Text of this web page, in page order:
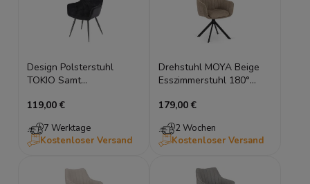
Design Polsterstuhl
TOKIO Samt
Armlehnen Schwarz
119,00 €
7 Werktage
Kostenloser Versand
Drehstuhl MOYA Beige
Esszimmerstuhl 180°
Armlehnenstuhl
179,00 €
2 Wochen
Kostenloser Versand